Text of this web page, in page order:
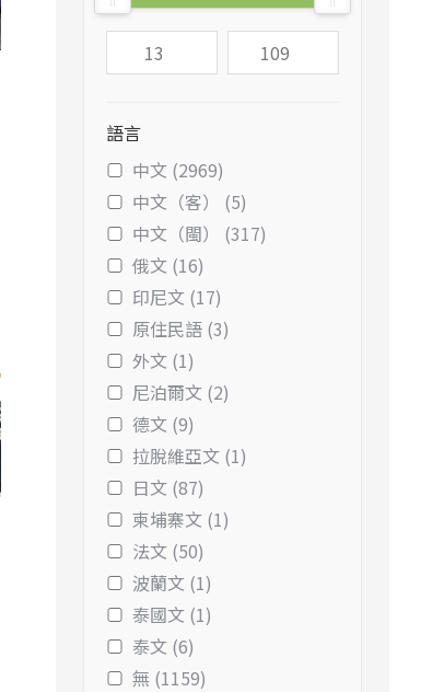
語言
中文 (2969)
中文（客） (5)
中文（閩） (317)
俄文 (16)
印尼文 (17)
原住民語 (3)
外文 (1)
尼泊爾文 (2)
德文 (9)
拉脫維亞文 (1)
日文 (87)
柬埔寨文 (1)
法文 (50)
波蘭文 (1)
泰國文 (1)
泰文 (6)
無 (1159)